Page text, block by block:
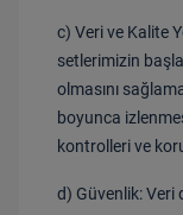
c) Veri ve Kalite
setlerimizin
olmasını
boyunca
kontrolleri ve
d) Güvenlik:Veri